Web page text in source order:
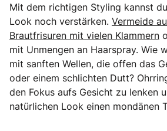
Mit dem richtigen Styling kannst
Look noch verstärken. Vermeide
Brautfrisuren mit vielen Klammern
mit Unmengen an Haarspray. Wie
mit sanften Wellen, die offen das
oder einem schlichten Dutt?
den Fokus aufs Gesicht zu lenken
natürlichen Look einen mondänen